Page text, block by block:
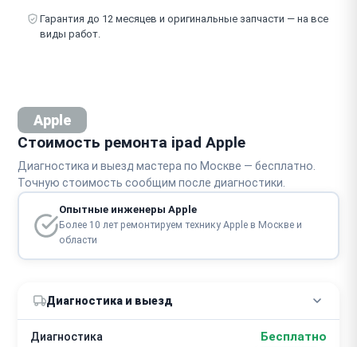
Гарантия до 12 месяцев и оригинальные запчасти — на все
виды работ.
Apple
Стоимость ремонта ipad Apple
Диагностика и выезд мастера по Москве — бесплатно.
Точную стоимость сообщим после диагностики.
Опытные инженеры Apple
Более 10 лет ремонтируем технику Apple в Москве и
области
Диагностика и выезд
Диагностика Бесплатно